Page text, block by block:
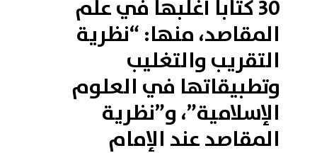
30 كتابا أغلبها في علم
المقاصد، منها: “نظرية
التقريب والتغليب
وتطبيقاتها في العلوم
الإسلامية”، و”نظرية
المقاصد عند الإمام